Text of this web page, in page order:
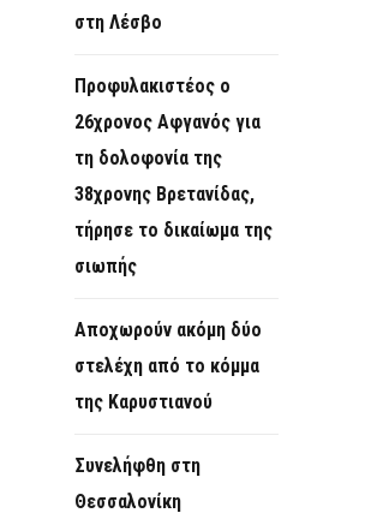
στη Λέσβο
Προφυλακιστέος ο
26χρονος Αφγανός για
τη δολοφονία της
38χρονης Βρετανίδας,
τήρησε το δικαίωμα της
σιωπής
Αποχωρούν ακόμη δύο
στελέχη από το κόμμα
της Καρυστιανού
Συνελήφθη στη
Θεσσαλονίκη